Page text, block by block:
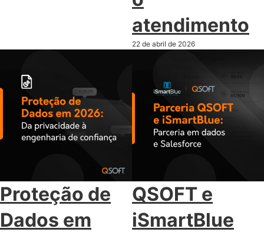
atendimento
22 de abril de 2026
Proteção de
Dados em
QSOFT e
iSmartBlue